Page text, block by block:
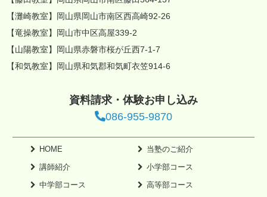
【灘崎教室】岡山県岡山市南区西高崎92-26
【竜操教室】岡山市中区高屋339-2
【山陽教室】岡山県赤磐市桜が丘西7-1-7
【和気教室】岡山県和気郡和気町衣笠914-6
資料請求・体験お申し込み
086-955-9870
HOME
当塾のご紹介
講師紹介
小学部コース
中学部コース
高等部コース